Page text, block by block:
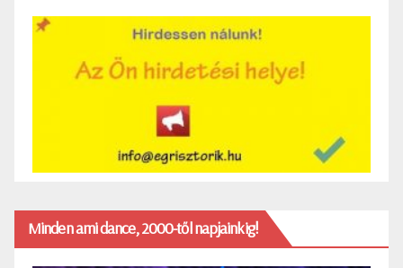
Minden ami dance, 2000-től napjainkig!